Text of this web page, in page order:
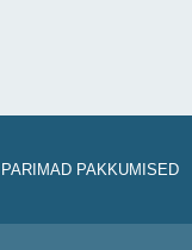
PARIMAD PAKKUMISED